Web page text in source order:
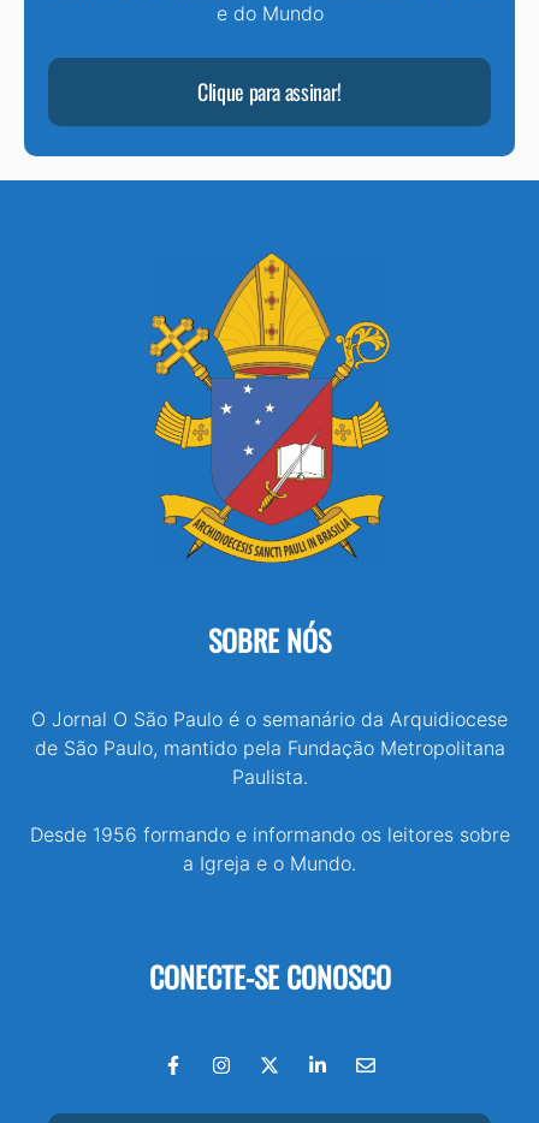
e do Mundo
Clique para assinar!
SOBRE NÓS
O Jornal O São Paulo é o semanário da Arquidiocese
de São Paulo, mantido pela Fundação Metropolitana
Paulista.
Desde 1956 formando e informando os leitores sobre
a Igreja e o Mundo.
CONECTE-SE CONOSCO